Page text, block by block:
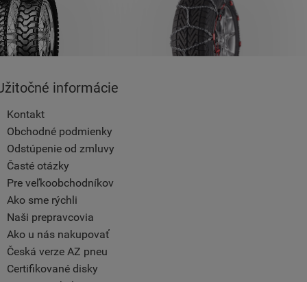
informácie
Kontakt
Obchodné podmienky
Odstúpenie od zmluvy
Časté otázky
Pre veľkoobchodníkov
Ako sme rýchli
Naši prepravcovia
Ako u nás nakupovať
Česká verze AZ pneu
Certifikované disky